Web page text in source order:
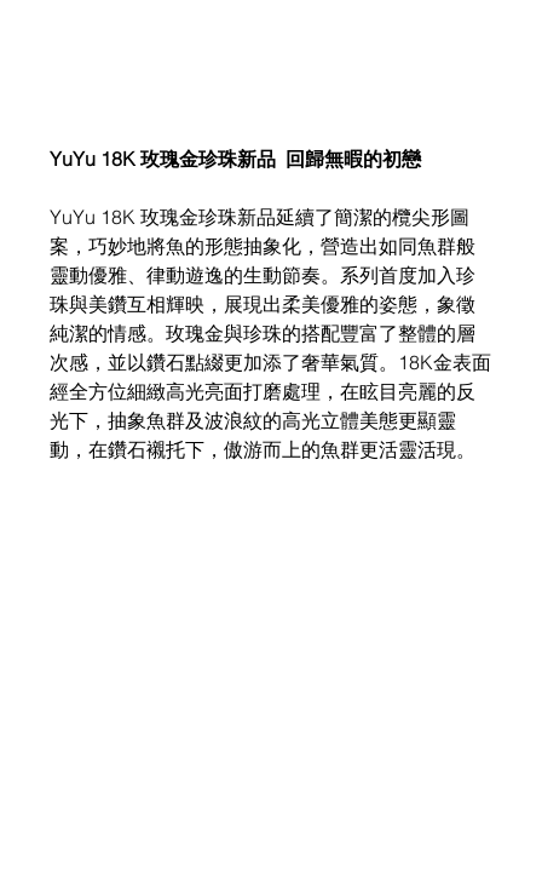
YuYu 18K ​玫瑰金珍珠新品​  ​回歸無暇的初戀​
​​YuYu 18K 玫瑰金珍珠新品​​延續了簡潔的欖尖形圖
案，巧妙地將魚的形態抽象化，營造出如同魚群般
靈動優雅、律動遊逸的生動節奏。系列首度加入珍
珠與美鑽互相輝映，展現出柔美優雅的姿態，象徵​​
純潔的情感​​。玫瑰金與珍珠的搭配豐富了整體的層
次感，並以鑽石點綴更加添了奢華氣質。18K金表面
經全方位細緻高光亮面打磨處理，在眩目亮麗的反
光下，抽象魚群及波浪紋的高光立體美態更顯靈
動，在鑽石襯托下，傲游而上的魚群更活靈活現。​